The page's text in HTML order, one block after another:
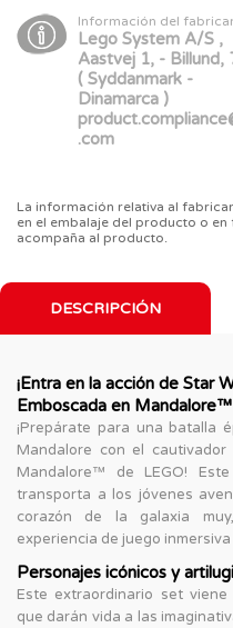
Información del
Lego System A/S ,
Aastvej 1, - Billund,
( Syddanmark -
Dinamarca )
.com
La información relativa al
en el embalaje del producto o
acompaña al producto.
DESCRIPCIÓN
¡Entra en la acción de Star
Emboscada en
¡Prepárate para una batalla
Mandalore con el cautivador
Mandalore™ de LEGO!
transporta a los jóvenes
corazón de la galaxia
experiencia de juego
Personajes icónicos y
Este extraordinario set
que darán vida a las